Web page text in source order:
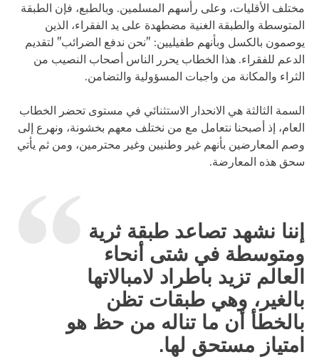
مختلف الأقليات، وعلى رأسهم المسلمين. وبالطبع، فإن الطبقة
المتوسطة والطبقة الغنية مضطهدة على يد الفقراء، الذين
يوصمون بالكسل وبأنهم طفيليين: "نحن ندفع الضرائب" لتقديم
الدعم للفقراء. هذا الخطاب يحرر الناس أصحاب النصيب من
الثراء والمكانة من واجبات المسؤولية والتضامن.
السمة الثالثة هي الانحدار الاستثنائي في مستوى تحضر الخطاب
العام، إذ أصبحنا نتعامل مع من نختلف معهم بخشونة، ونهرع إلى
وصم المعارضين بأنهم غير وطنيين وغير محترمين، ومن ثم يأتي
سحق هذه المعارضة.
إننا نشهد تصاعد طبقة ثرية
ومتوسطة في شتى أنحاء
العالم تزيد باطراد لامبالاتها
بالغير، وهي طبقات تظن
بالخطأ أن ما تناله من حظ هو
امتياز مستحق لها.